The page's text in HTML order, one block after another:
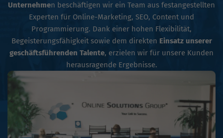
Unternehmen beschäftigen wir ein Team aus festangestellten
Experten für Online-Marketing, SEO, Content und
Programmierung. Dank einer hohen Flexibilität,
Begeisterungsfähigkeit sowie dem direkten Einsatz unserer
geschäftsführenden Talente, erzielen wir für unsere Kunden
herausragende Ergebnisse.